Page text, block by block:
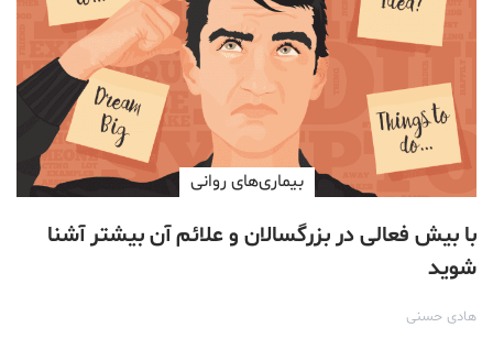
بیماری‌های روانی
با بیش فعالی در بزرگسالان و علائم آن بیشتر آشنا
شوید
هادی حسنی